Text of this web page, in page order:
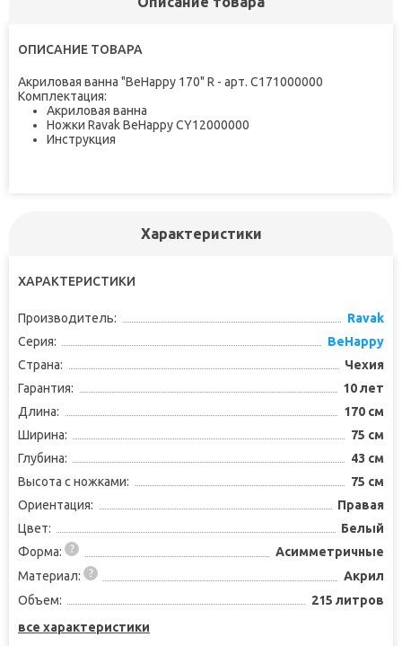
ОПИСАНИЕ ТОВАРА
Акриловая ванна "BeHappy 170" R - арт. C171000000
Комплектация:
Акриловая ванна
Ножки Ravak BeHappy CY12000000
Инструкция
Характеристики
ХАРАКТЕРИСТИКИ
Производитель:
Ravak
Серия:
BeHappy
Страна:
Чехия
Гарантия:
10 лет
Длина:
170 см
Ширина:
75 см
Глубина:
43 см
Высота с ножками:
75 см
Ориентация:
Правая
Цвет:
Белый
Форма:
Асимметричные
Материал:
Акрил
Объем:
215 литров
все характеристики